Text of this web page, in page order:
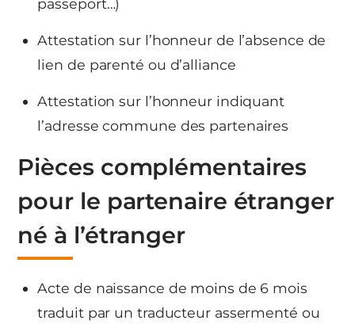
passeport…)
Attestation sur l’honneur de l’absence de
lien de parenté ou d’alliance
Attestation sur l’honneur indiquant
l’adresse commune des partenaires
Pièces complémentaires
pour le partenaire étranger
né à l’étranger
Acte de naissance de moins de 6 mois
traduit par un traducteur assermenté ou